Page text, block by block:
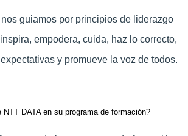
guiamos por principios de liderazgo
empodera, cuida, haz lo correcto,
y promueve la voz de todos.
NTT DATA en su programa de formación?